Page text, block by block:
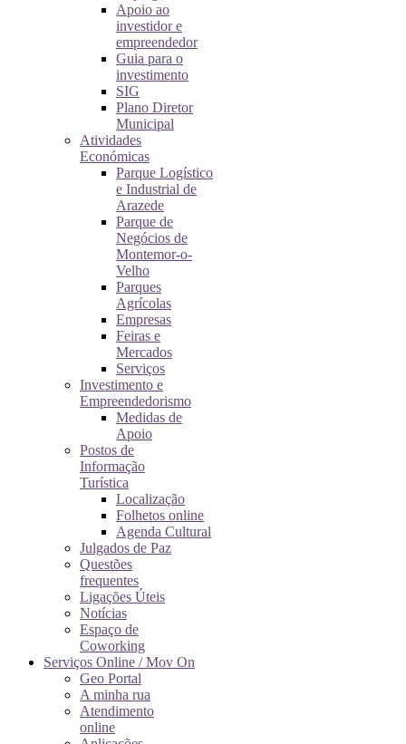
Apoio ao
investidor e
empreendedor
Guia para o
investimento
SIG
Plano Diretor
Municipal
Atividades
Económicas
Parque Logístico
e Industrial de
Arazede
Parque de
Negócios de
Montemor-o-
Velho
Parques
Agrícolas
Empresas
Feiras e
Mercados
Serviços
Investimento e
Empreendedorismo
Medidas de
Apoio
Postos de
Informação
Turística
Localização
Folhetos online
Agenda Cultural
Julgados de Paz
Questões
frequentes
Ligações Úteis
Notícias
Espaço de
Coworking
Serviços Online / Mov On
Geo Portal
A minha rua
Atendimento
online